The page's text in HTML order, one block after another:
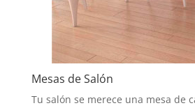
Mesas de Salón
Tu salón se merece una mesa de